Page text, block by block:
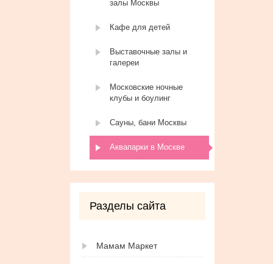
залы Москвы
Кафе для детей
Выставочные залы и
галереи
Московские ночные
клубы и боулинг
Сауны, бани Москвы
Аквапарки в Москве
Разделы сайта
Мамам Маркет